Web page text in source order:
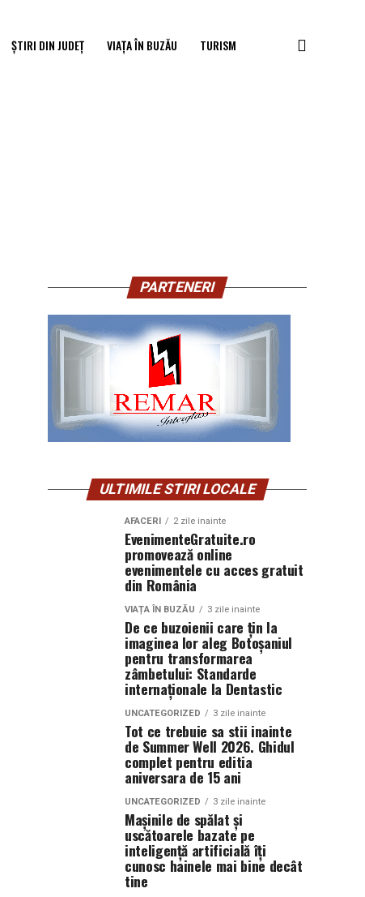
ȘTIRI DIN JUDEȚ VIAȚA ÎN BUZĂU TURISM
PARTENERI
ULTIMILE STIRI LOCALE
AFACERI 2 zile inainte
EvenimenteGratuite.ro
promovează online
evenimentele cu acces gratuit
din România
VIAȚA ÎN BUZĂU 3 zile inainte
De ce buzoienii care țin la
imaginea lor aleg Botoșaniul
pentru transformarea
zâmbetului: Standarde
internaționale la Dentastic
UNCATEGORIZED 3 zile inainte
Tot ce trebuie sa stii inainte
de Summer Well 2026. Ghidul
complet pentru editia
aniversara de 15 ani
UNCATEGORIZED 3 zile inainte
Mașinile de spălat și
uscătoarele bazate pe
inteligență artificială îți
cunosc hainele mai bine decât
tine